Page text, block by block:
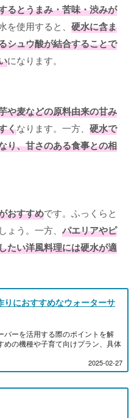
るとうまみ・苦味・渋みが
を使用すると、 硬水に含ま
シュウ酸が結合することで
になります。
や麦などの原料由来の甘み
くなります。一方、 硬水で
り、甘さのある食事との相
おすすめです。ふっくらと
う。一方、 パエリアやピ
たい洋風料理には硬水が適
りにおすすめなウォーターサ
バーを活用する際のポイントを解
の機種や子育て向けプラン、具体
2025-02-27